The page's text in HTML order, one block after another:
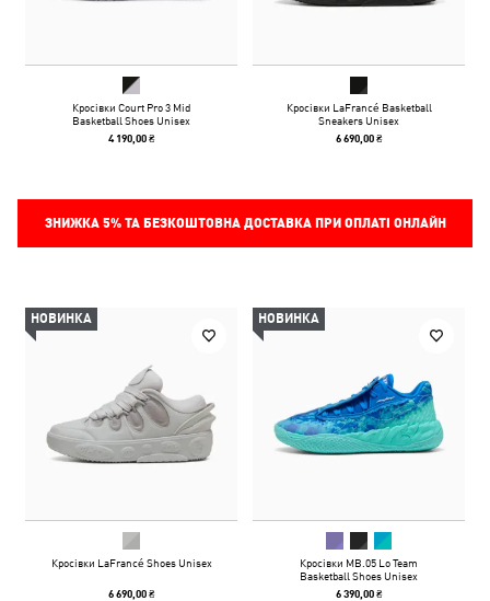
Кросівки Court Pro 3 Mid
Basketball Shoes Unisex
4 190,00 ₴
Кросівки LaFrancé Basketball
Sneakers Unisex
6 690,00 ₴
ЗНИЖКА 5%ТА БЕЗКОШТОВНА ДОСТАВКА ПРИ ОПЛАТІ ОНЛАЙН
НОВИНКА
Кросівки LaFrancé Shoes Unisex
6 690,00 ₴
НОВИНКА
Кросівки MB.05 Lo Team
Basketball Shoes Unisex
6 390,00 ₴